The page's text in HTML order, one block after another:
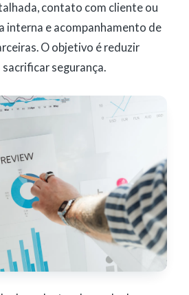
contato com cliente ou
interna e acompanhamento de
O objetivo é reduzir
segurança.